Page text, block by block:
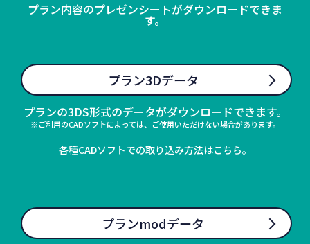
プラン内容のプレゼンシートがダウンロードできま
す。
プラン3Dデータ
プランの3DS形式のデータがダウンロードできます。
※ご利用のCADソフトによっては、ご使用いただけない場合があります。
各種CADソフトでの取り込み方法はこちら。
プランmodデータ